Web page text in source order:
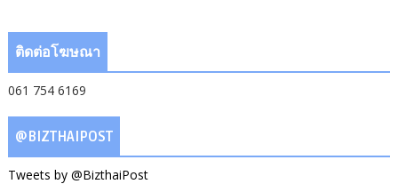
ติดต่อโฆษณา
061 754 6169
@BIZTHAIPOST
Tweets by @BizthaiPost